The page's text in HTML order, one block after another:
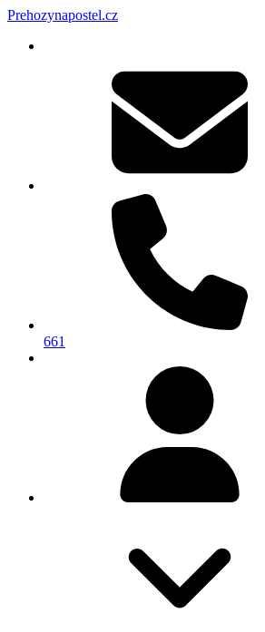
Prehozynapostel.cz
661